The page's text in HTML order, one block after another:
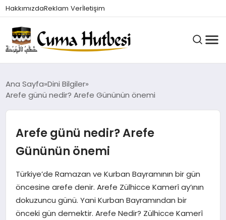
HakkımızdaReklam Verİletişim
HUTBELER
DINI BILGILER
Ana Sayfa Dini Bilgiler
Arefe günü nedir? Arefe Gününün önemi
Arefe günü nedir? Arefe
Gününün önemi
Türkiye’de Ramazan ve Kurban Bayramının bir gün
öncesine arefe denir. Arefe Zülhicce Kamerî ay’ının
dokuzuncu günü. Yani Kurban Bayramından bir
önceki gün demektir. Arefe Nedir? Zülhicce Kamerî